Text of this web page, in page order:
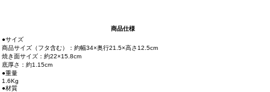
商品仕様
●サイズ
商品サイズ（フタ含む）：約幅34×奥行21.5×高さ12.5cm
焼き面サイズ：約22×15.8cm
底厚さ：約1.15cm
●重量
1.6Kg
●材質